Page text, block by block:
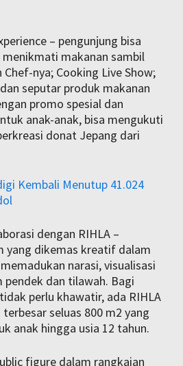
– pengunjung bisa
makanan sambil
nya; Cooking Live Show;
seputar produk makanan
promo spesial dan
anak-anak, bisa mengukuti
donat Jepang dari
Kembali Menutup 41.024
dengan RIHLA –
yang dikemas kreatif dalam
narasi, visualisasi
dan tilawah. Bagi
perlu khawatir, ada RIHLA
seluas 800 m2 yang
anak hingga usia 12 tahun.
figure dalam rangkaian